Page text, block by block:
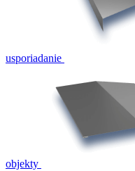
usporiadanie
objekty